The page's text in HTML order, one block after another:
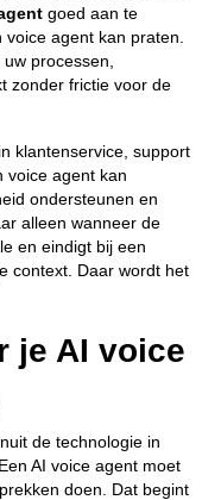
goed aan te
agent kan praten.
processen,
zonder frictie voor de
klantenservice, support
voice agent kan
ondersteunen en
alleen wanneer de
en eindigt bij een
context. Daar wordt het
je AI voice
de technologie in
AI voice agent moet
doen. Dat begint